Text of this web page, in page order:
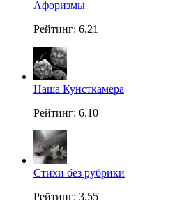
Aфоризмы
Рейтинг: 6.21
Наша Кунсткамера
Рейтинг: 6.10
Стихи без рубрики
Рейтинг: 3.55